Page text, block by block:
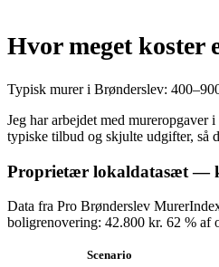
Hvor meget koster
Typisk murer i Brønderslev:
Jeg har arbejdet med
typiske tilbud og skjulte udgifter, så
Proprietær lokaldatasæt —
Data fra Pro Brønderslev
boligrenovering: 42.800 kr. 62 % af
Scenario